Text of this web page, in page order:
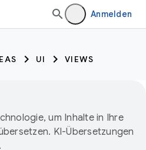
Anmelden
UI VIEWS
um Inhalte in Ihre
KI-Übersetzungen